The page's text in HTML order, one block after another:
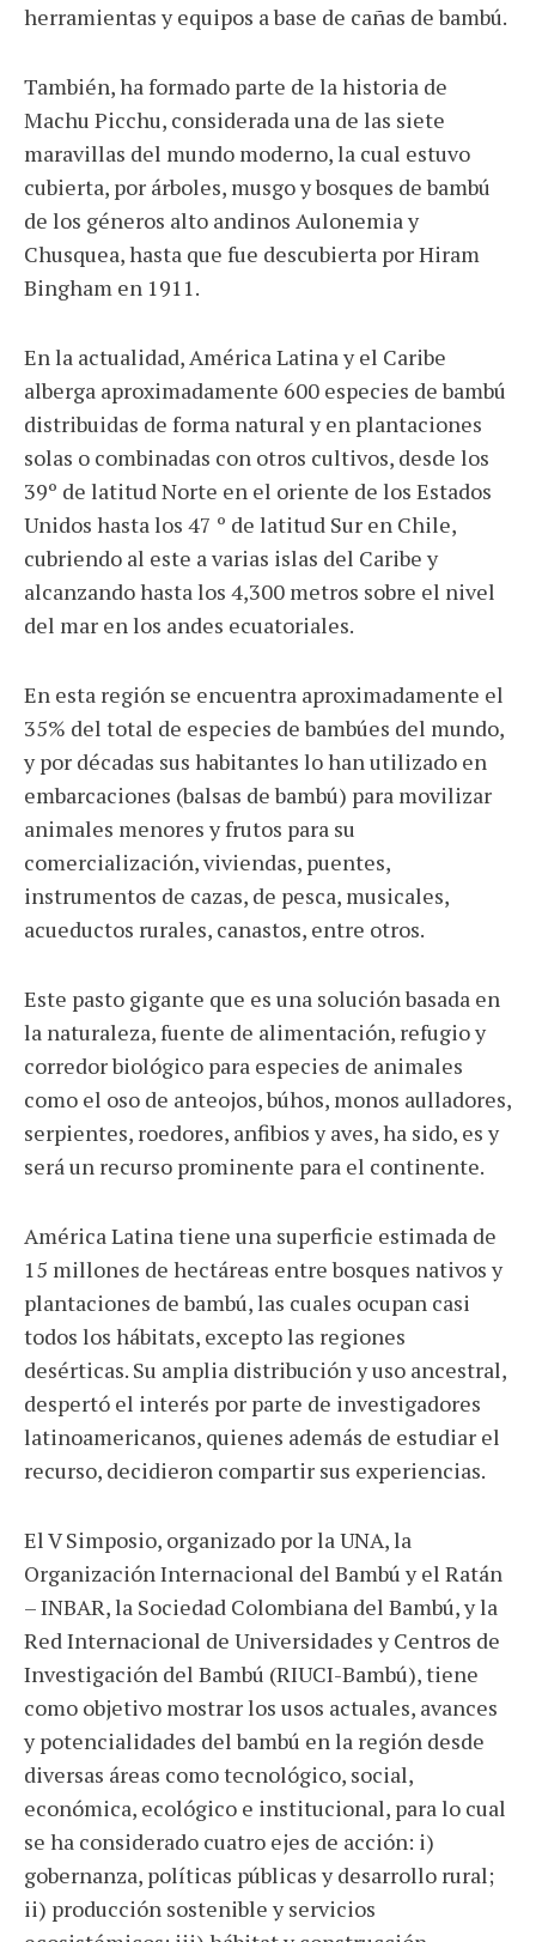
herramientas y equipos a base de cañas de bambú.
También, ha formado parte de la historia de
Machu Picchu, considerada una de las siete
maravillas del mundo moderno, la cual estuvo
cubierta, por árboles, musgo y bosques de bambú
de los géneros alto andinos Aulonemia y
Chusquea, hasta que fue descubierta por Hiram
Bingham en 1911.
En la actualidad, América Latina y el Caribe
alberga aproximadamente 600 especies de bambú
distribuidas de forma natural y en plantaciones
solas o combinadas con otros cultivos, desde los
39º de latitud Norte en el oriente de los Estados
Unidos hasta los 47 º de latitud Sur en Chile,
cubriendo al este a varias islas del Caribe y
alcanzando hasta los 4,300 metros sobre el nivel
del mar en los andes ecuatoriales.
En esta región se encuentra aproximadamente el
35% del total de especies de bambúes del mundo,
y por décadas sus habitantes lo han utilizado en
embarcaciones (balsas de bambú) para movilizar
animales menores y frutos para su
comercialización, viviendas, puentes,
instrumentos de cazas, de pesca, musicales,
acueductos rurales, canastos, entre otros.
Este pasto gigante que es una solución basada en
la naturaleza, fuente de alimentación, refugio y
corredor biológico para especies de animales
como el oso de anteojos, búhos, monos aulladores,
serpientes, roedores, anfibios y aves, ha sido, es y
será un recurso prominente para el continente.
América Latina tiene una superficie estimada de
15 millones de hectáreas entre bosques nativos y
plantaciones de bambú, las cuales ocupan casi
todos los hábitats, excepto las regiones
desérticas. Su amplia distribución y uso ancestral,
despertó el interés por parte de investigadores
latinoamericanos, quienes además de estudiar el
recurso, decidieron compartir sus experiencias.
El V Simposio, organizado por la UNA, la
Organización Internacional del Bambú y el Ratán
– INBAR, la Sociedad Colombiana del Bambú, y la
Red Internacional de Universidades y Centros de
Investigación del Bambú (RIUCI-Bambú), tiene
como objetivo mostrar los usos actuales, avances
y potencialidades del bambú en la región desde
diversas áreas como tecnológico, social,
económica, ecológico e institucional, para lo cual
se ha considerado cuatro ejes de acción: i)
gobernanza, políticas públicas y desarrollo rural;
ii) producción sostenible y servicios